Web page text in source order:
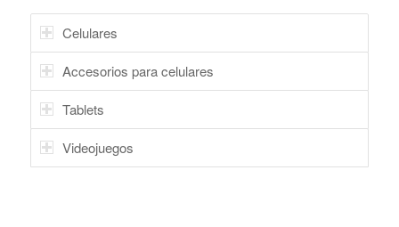
Celulares
Accesorios para celulares
Tablets
Videojuegos